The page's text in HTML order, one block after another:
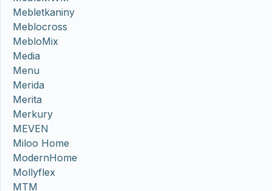
Mebletkaniny
Meblocross
MebloMix
Media
Menu
Merida
Merita
Merkury
MEVEN
Miloo Home
ModernHome
Mollyflex
MTM